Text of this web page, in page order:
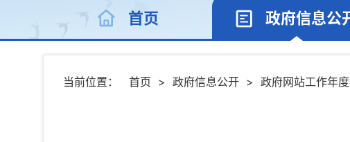
首页 政府信息公
当前位置： 首页 > 政府信息公开 > 政府网站工作年